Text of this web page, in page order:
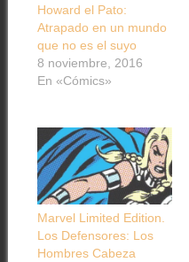
Howard el Pato:
Atrapado en un mundo
que no es el suyo
8 noviembre, 2016
En «Cómics»
Marvel Limited Edition.
Los Defensores: Los
Hombres Cabeza